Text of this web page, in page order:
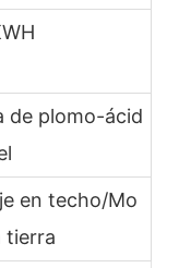
de plomo-ácid
en techo/Mo
tierra